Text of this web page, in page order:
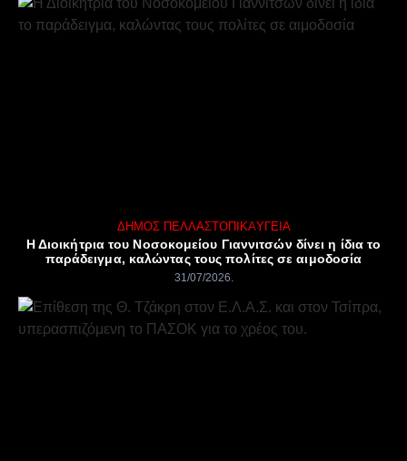
ΔΉΜΟΣ ΠΈΛΛΑΣΤΟΠΙΚΆΥΓΕΊΑ
Η Διοικήτρια του Νοσοκομείου Γιαννιτσών δίνει η ίδια το
παράδειγμα, καλώντας τους πολίτες σε αιμοδοσία
31/07/2026